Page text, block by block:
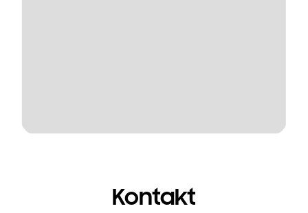
Kontakt